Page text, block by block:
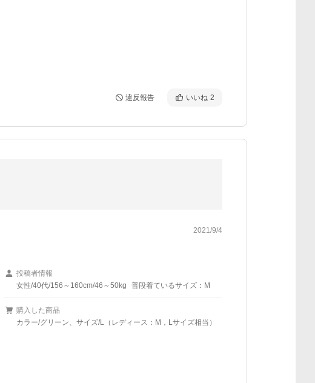
違反報告 いいね 2
2021/9/4
投稿者情報
女性/40代/156～160cm/46～50kg
普段着ているサイズ：M
購入した商品
カラー/グリーン、サイズ/L（レディース：M，Lサイズ相当）